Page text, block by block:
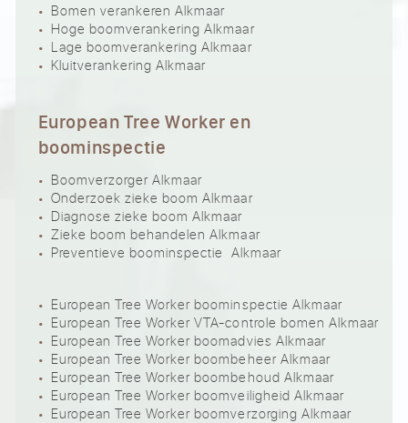
Bomen verankeren Alkmaar
Hoge boomverankering Alkmaar
Lage boomverankering Alkmaar
Kluitverankering Alkmaar
European Tree Worker en
boominspectie
Boomverzorger Alkmaar
Onderzoek zieke boom Alkmaar
Diagnose zieke boom Alkmaar
Zieke boom behandelen Alkmaar
Preventieve boominspectie Alkmaar
European Tree Worker boominspectie Alkmaar
European Tree Worker VTA-controle bomen Alkmaar
European Tree Worker boomadvies Alkmaar
European Tree Worker boombeheer Alkmaar
European Tree Worker boombehoud Alkmaar
European Tree Worker boomveiligheid Alkmaar
European Tree Worker boomverzorging Alkmaar